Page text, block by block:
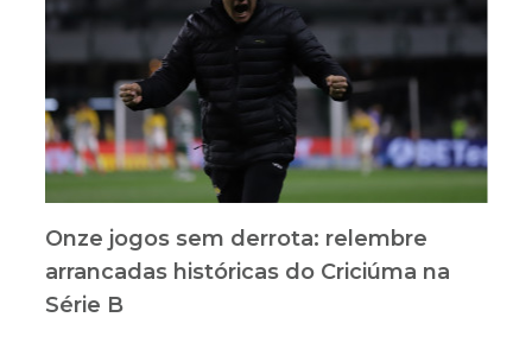
Onze jogos sem derrota: relembre
arrancadas históricas do Criciúma na
Série B